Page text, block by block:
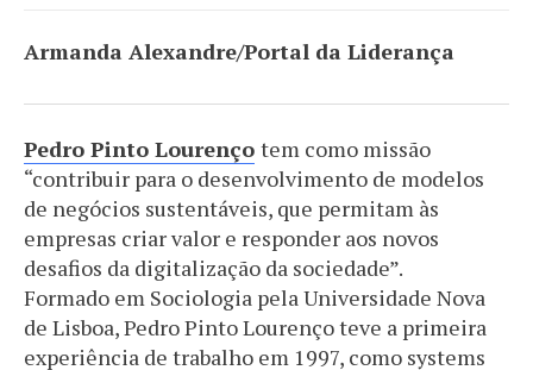
Armanda Alexandre/Portal da Liderança
Pedro Pinto Lourenço tem como missão
“contribuir para o desenvolvimento de modelos
de negócios sustentáveis, que permitam às
empresas criar valor e responder aos novos
desafios da digitalização da sociedade”.
Formado em Sociologia pela Universidade Nova
de Lisboa, Pedro Pinto Lourenço teve a primeira
experiência de trabalho em 1997, como systems